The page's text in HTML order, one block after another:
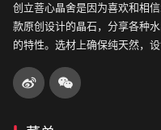
创立菩心晶舍是因为喜欢和相
款原创设计的晶石，分享各种
的特性。选材上确保纯天然，